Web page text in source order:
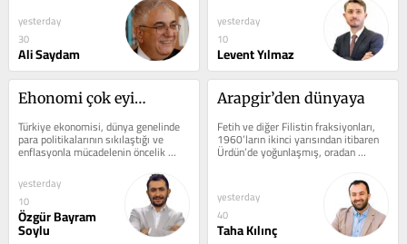
yesterday
30
Ali Saydam
yesterday
10
Levent Yılmaz
Ehonomi çok eyi…
Türkiye ekonomisi, dünya genelinde
para politikalarının sıkılaştığı ve
enflasyonla mücadelenin öncelik
kazandığı bir dönemde, kendi...
yesterday
10
Özgür Bayram
Soylu
Arapgir’den dünyaya
Fetih ve diğer Filistin fraksiyonları,
1960’ların ikinci yarısından itibaren
Ürdün’de yoğunlaşmış, oradan
İsrail’e “fedâî”...
yesterday
40
Taha Kılınç